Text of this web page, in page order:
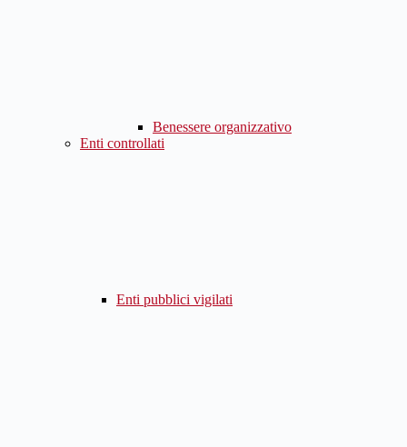
Benessere organizzativo
Enti controllati
Enti pubblici vigilati